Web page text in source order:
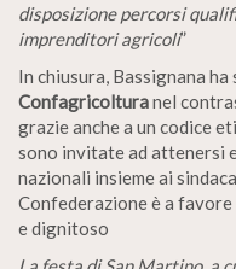
disposizione percorsi
imprenditori agricoli”
In chiusura, Bassignana
Confagricolturanel
grazie anche a un codice
sono invitate ad attenersi
nazionali insieme ai
Confederazione è a
e dignitoso